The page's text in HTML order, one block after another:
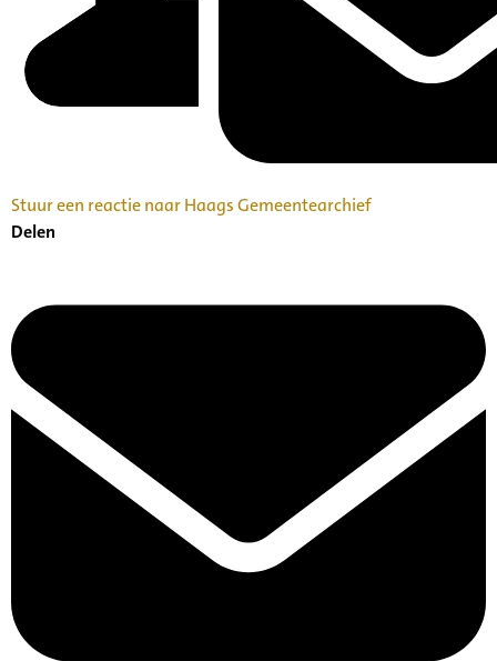
Stuur een reactie naar Haags Gemeentearchief
Delen